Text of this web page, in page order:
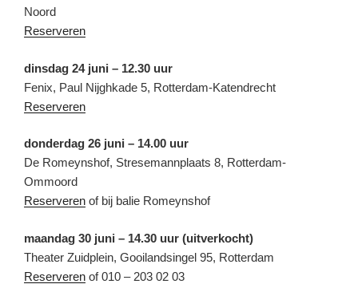
Noord
Reserveren
dinsdag 24 juni – 12.30 uur
Fenix, Paul Nijghkade 5, Rotterdam-Katendrecht
Reserveren
donderdag 26 juni – 14.00 uur
De Romeynshof, Stresemannplaats 8, Rotterdam-
Ommoord
Reserveren of bij balie Romeynshof
maandag 30 juni – 14.30 uur (uitverkocht)
Theater Zuidplein, Gooilandsingel 95, Rotterdam
Reserveren of 010 – 203 02 03